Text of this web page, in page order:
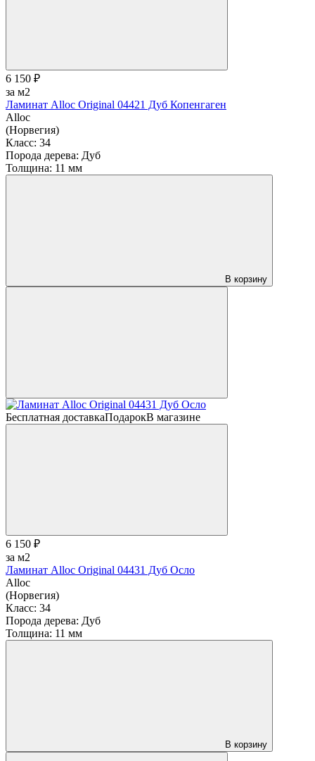
6 150 ₽
за м2
Ламинат Alloc Original 04421 Дуб Копенгаген
Alloc
(Норвегия)
Класс: 34
Порода дерева: Дуб
Толщина: 11 мм
В корзину
Бесплатная доставкаПодарокВ магазине
6 150 ₽
за м2
Ламинат Alloc Original 04431 Дуб Осло
Alloc
(Норвегия)
Класс: 34
Порода дерева: Дуб
Толщина: 11 мм
В корзину